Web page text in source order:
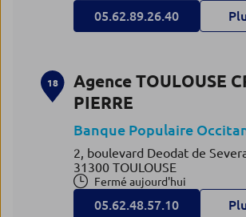
05.62.89.26.40
18
Agence TOULOUSE
PIERRE
Banque Populaire
2, boulevard Deodat de
31300 TOULOUSE
Fermé aujourd'hui
05.62.48.57.10